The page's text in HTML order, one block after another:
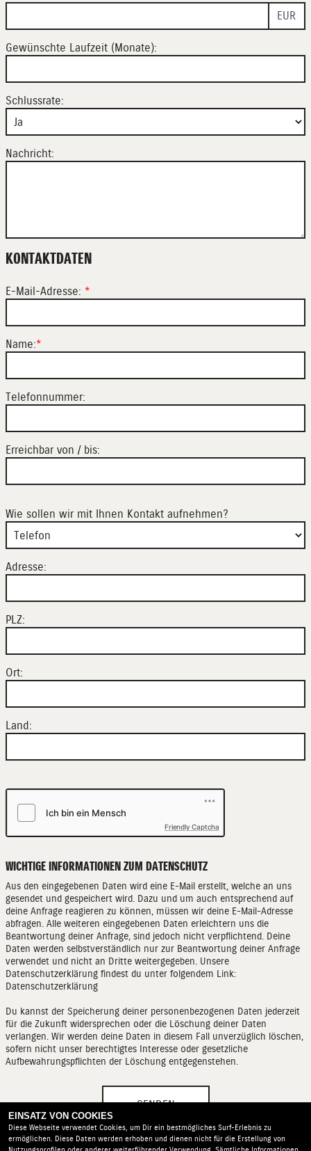
EUR
Gewünschte Laufzeit (Monate):
Schlussrate:
Nachricht:
KONTAKTDATEN
E-Mail-Adresse: *
Name:*
Telefonnummer:
Erreichbar von / bis:
Wie sollen wir mit Ihnen Kontakt aufnehmen?
Adresse:
PLZ:
Ort:
Land:
Friendly Captcha
WICHTIGE INFORMATIONEN ZUM DATENSCHUTZ
Aus den eingegebenen Daten wird eine E-Mail erstellt, welche an uns
gesendet und gespeichert wird. Dazu und um auch entsprechend auf
deine Anfrage reagieren zu können, müssen wir deine E-Mail-Adresse
abfragen. Alle weiteren eingegebenen Daten erleichtern uns die
Beantwortung deiner Anfrage, sind jedoch nicht verpflichtend. Deine
Daten werden selbstverständlich nur zur Beantwortung deiner Anfrage
verwendet und nicht an Dritte weitergegeben. Unsere
Datenschutzerklärung findest du unter folgendem Link:
Datenschutzerklärung
Du kannst der Speicherung deiner personenbezogenen Daten jederzeit
für die Zukunft widersprechen oder die Löschung deiner Daten
verlangen. Wir werden deine Daten in diesem Fall unverzüglich löschen,
sofern nicht unser berechtigtes Interesse oder gesetzliche
Aufbewahrungspflichten der Löschung entgegenstehen.
SENDEN
EINSATZ VON COOKIES
Diese Webseite verwendet Cookies, um Dir ein bestmögliches Surf-Erlebnis zu
ermöglichen. Diese Daten werden erhoben und dienen nicht für die Erstellung von